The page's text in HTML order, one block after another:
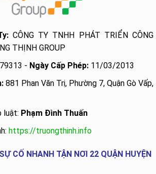
CÔNG TY TNHH PHÁT TRIỂN CÔNG
THỊNH GROUP
- Ngày Cấp Phép: 11/03/2013
881 Phan Văn Trị, Phường 7, Quận Gò Vấp,
luật: Phạm Đình Thuấn
https://truongthinh.info
CỐ NHANH TẬN NƠI 22 QUẬN HUYỆN